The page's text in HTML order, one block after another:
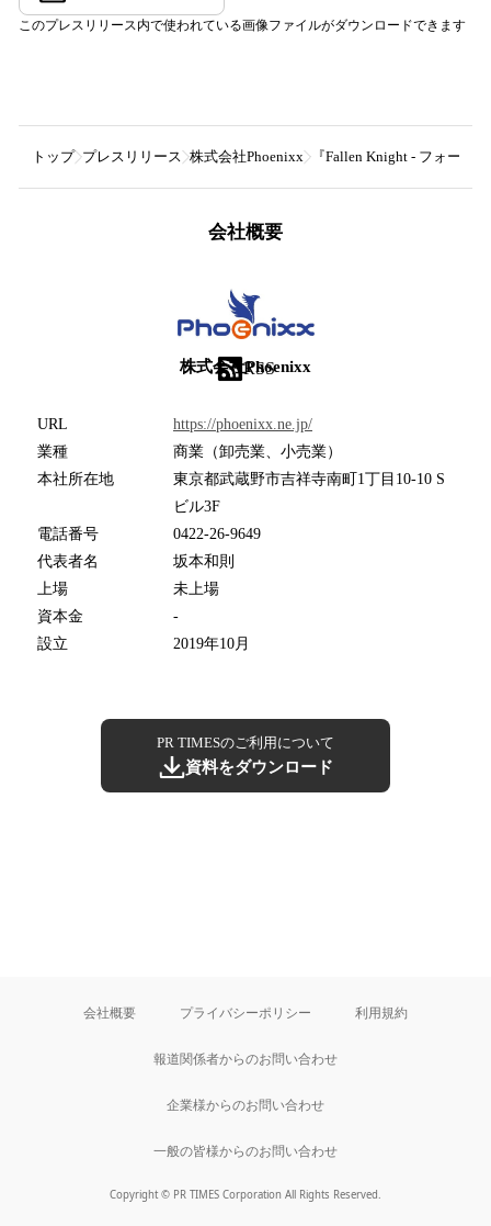
このプレスリリース内で使われている画像ファイルがダウンロードできます
トップ プレスリリース 株式会社Phoenixx 『Fallen Knight - フォール
会社概要
株式会社Phoenixx
RSS
URL
https://phoenixx.ne.jp/
業種
商業（卸売業、小売業）
本社所在地
東京都武蔵野市吉祥寺南町1丁目10-10 S
ビル3F
電話番号
0422-26-9649
代表者名
坂本和則
上場
未上場
資本金
-
設立
2019年10月
PR TIMESのご利用について
資料をダウンロード
会社概要 プライバシーポリシー 利用規約
報道関係者からのお問い合わせ
企業様からのお問い合わせ
一般の皆様からのお問い合わせ
Copyright © PR TIMES Corporation All Rights Reserved.